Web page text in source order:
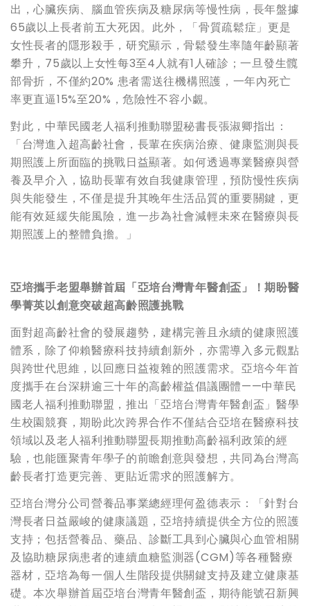
出，心臟疾病、腦血管疾病及糖尿病等慢性病，長年盤據
65歲以上長者前五大死因。此外，「骨質疏鬆症」更是
女性長者的隱形殺手，研究顯示，骨鬆發生率隨年齡顯著
攀升，75歲以上女性每3至4人就有1人確診；一旦發生髖
部骨折，不僅約20% 患者需送往機構照護，一年內死亡
率更直逼15%至20%，危險性不容小覷。
對此，中華民國老人福利推動聯盟秘書長張淑卿指出：
「台灣進入超高齡社會，長輩在疾病治療、健康監測與長
期照護上所面臨的挑戰日益顯著。如何透過專業醫療與營
養及早介入，協助長輩有效自我健康管理，預防慢性疾病
與失能發生，不僅是提升其晚年生活品質的重要關鍵，更
能有效延緩失能風險，進一步為社會減輕未來在醫療與長
期照護上的整體負擔。」
亞培攜手老盟舉辦首屆「亞培台灣青年醫創盃」！期盼醫
學菁英以創意突破超高齡照護挑戰
面對超高齡社會的發展趨勢，建構完善且永續的健康照護
體系，除了仰賴醫療科技持續創新外，亦需導入多元觀點
與跨世代思維，以回應日益複雜的照護需求。亞培今年首
度攜手在台深耕逾三十年的高齡權益倡議團體——中華民
國老人福利推動聯盟，推出「亞培台灣青年醫創盃」醫學
生校園競賽，期盼此次跨界合作不僅結合亞培在醫療科技
領域以及老人福利推動聯盟長期推動高齡福利政策的經
驗，也能匯聚青年學子的前瞻創意與發想，共同為台灣高
齡長者打造更完善、更貼近需求的照護解方。
亞培台灣分公司營養品事業總經理何盈德表示：「針對台
灣長者日益嚴峻的健康議題，亞培持續提供全方位的照護
支持；包括營養品、藥品、診斷工具到心臟與心血管相關
及協助糖尿病患者的連續血糖監測器(CGM)等各種醫療
器材，亞培為每一個人生階段提供關鍵支持及建立健康基
礎。本次舉辦首屆亞培台灣青年醫創盃，期待能號召新興